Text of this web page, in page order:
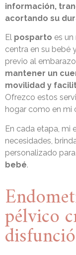
información,
acortando su
El posparto es
centra en su bebé
previo al
mantener un
movilidad y
Ofrezco estos
hogar como en mi
En cada etapa, mi
necesidades,
personalizado para
bebé.
pélvico